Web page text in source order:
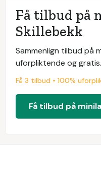
Få tilbud på
Skillebekk
Sammenlign tilbud på
uforpliktende og gratis.
Få 3 tilbud • 100%
Få tilbud på